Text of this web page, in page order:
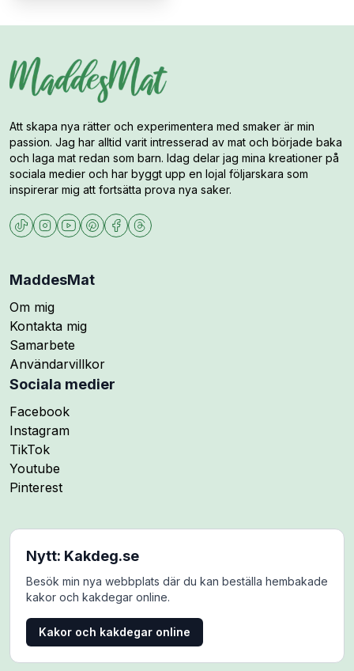
Att skapa nya rätter och experimentera med smaker är min
passion. Jag har alltid varit intresserad av mat och började baka
och laga mat redan som barn. Idag delar jag mina kreationer på
sociala medier och har byggt upp en lojal följarskara som
inspirerar mig att fortsätta prova nya saker.
MaddesMat
Om mig
Kontakta mig
Samarbete
Användarvillkor
Sociala medier
Följ mig på
Facebook
Följ mig på
Instagram
Följ mig på
TikTok
Följ mig på
Youtube
Följ mig på
Pinterest
Nytt: Kakdeg.se
Besök min nya webbplats där du kan beställa hembakade
kakor och kakdegar online.
Kakor och kakdegar online